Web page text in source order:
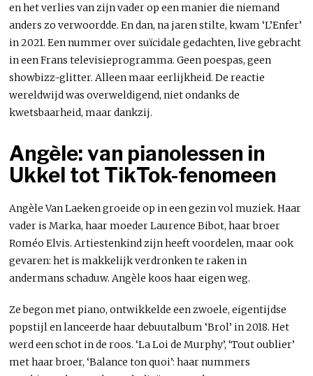
en het verlies van zijn vader op een manier die niemand
anders zo verwoordde. En dan, na jaren stilte, kwam ‘L’Enfer’
in 2021. Een nummer over suïcidale gedachten, live gebracht
in een Frans televisieprogramma. Geen poespas, geen
showbizz-glitter. Alleen maar eerlijkheid. De reactie
wereldwijd was overweldigend, niet ondanks de
kwetsbaarheid, maar dankzij.
Angèle: van pianolessen in
Ukkel tot TikTok-fenomeen
Angèle Van Laeken groeide op in een gezin vol muziek. Haar
vader is Marka, haar moeder Laurence Bibot, haar broer
Roméo Elvis. Artiestenkind zijn heeft voordelen, maar ook
gevaren: het is makkelijk verdronken te raken in
andermans schaduw. Angèle koos haar eigen weg.
Ze begon met piano, ontwikkelde een zwoele, eigentijdse
popstijl en lanceerde haar debuutalbum ‘Brol’ in 2018. Het
werd een schot in de roos. ‘La Loi de Murphy’, ‘Tout oublier’
met haar broer, ‘Balance ton quoi’: haar nummers